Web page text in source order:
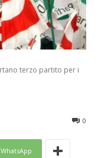
terzo partito per i
0
WhatsApp